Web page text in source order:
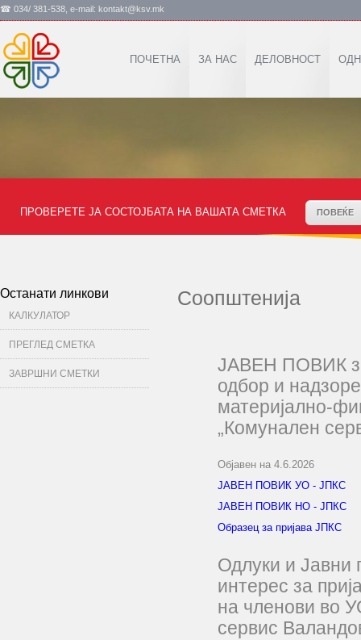
☎ 034/ 381-538, e-mail: kontakt@ksv.mk
ПОЧЕТНА ЗА НАС ДЕЛОВНОСТ
ПРОВЕРЕТЕ ЈА СОСТОЈБАТА НА ВАШАТА СМЕТКА ПОВЕЌЕ
Останати линкови
КАЛКУЛАТОР
ПРЕГЛЕД СМЕТКА
ЗАВРШНИ СМЕТКИ
Соопштенија
ЈАВЕН ПОВИК
одбор и
материјално-
„Комунален
Објавен на 4.6.2026
ЈАВЕН ПОВИК УО - ЈПКС
ЈАВЕН ПОВИК НО - ЈПКС
Образец за пријава ЈПКС
Одлуки и Јавни
интерес за
на членови во
сервис